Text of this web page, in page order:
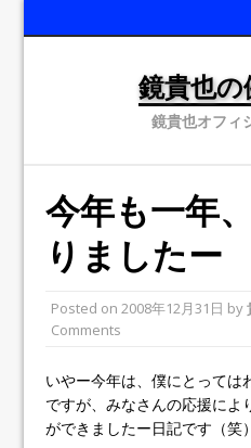
鏡貴也
鏡貴也オフィ
今年も一年
りましたー
Posted on2008年12月31日 by
Comments
いやー今年は、僕にとっては
ですが、みなさんの応援によ
ができましたー日記です（笑）